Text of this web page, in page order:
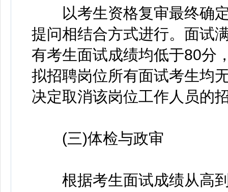
以考生资格复审最终确定
提问相结合方式进行。面试
有考生面试成绩均低于80分
拟招聘岗位所有面试考生均
决定取消该岗位工作人员的
(三)体检与政审
根据考生面试成绩从高到